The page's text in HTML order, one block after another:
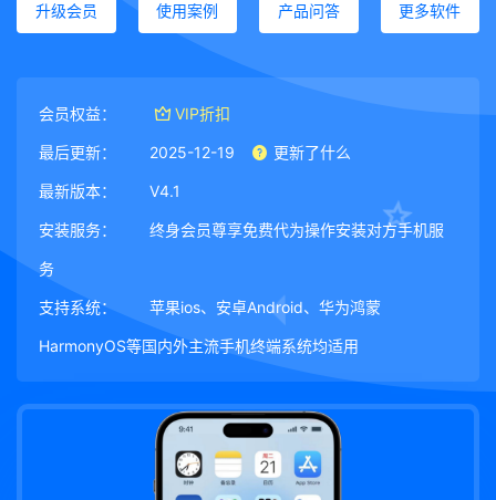
升级会员 使用案例 产品问答 更多软件
会员权益： VIP折扣
最后更新： 2025-12-19 更新了什么
最新版本： V4.1
安装服务： 终身会员尊享免费代为操作安装对方手机服
务
支持系统： 苹果ios、安卓Android、华为鸿蒙
HarmonyOS等国内外主流手机终端系统均适用